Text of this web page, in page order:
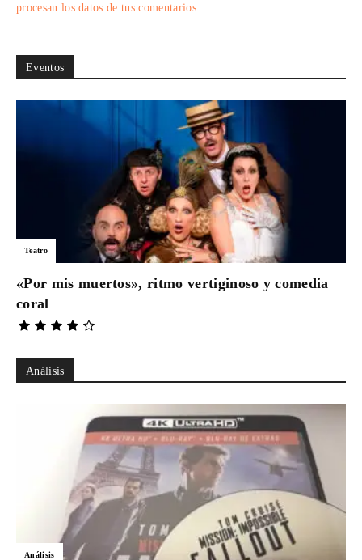
procesan los datos de tus comentarios.
Eventos
Teatro
«Por mis muertos», ritmo vertiginoso y comedia
coral
Análisis
Análisis